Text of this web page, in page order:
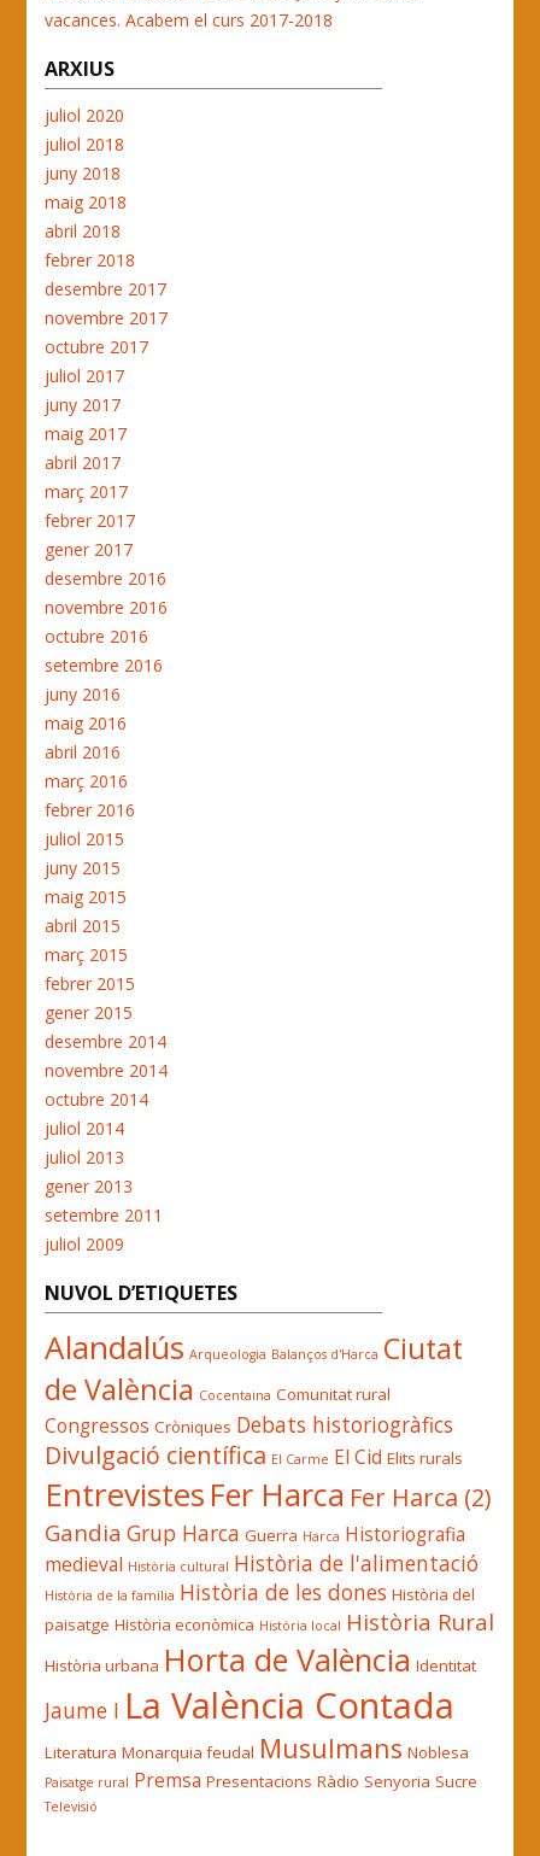
vacances. Acabem el curs 2017-2018
ARXIUS
juliol 2020
juliol 2018
juny 2018
maig 2018
abril 2018
febrer 2018
desembre 2017
novembre 2017
octubre 2017
juliol 2017
juny 2017
maig 2017
abril 2017
març 2017
febrer 2017
gener 2017
desembre 2016
novembre 2016
octubre 2016
setembre 2016
juny 2016
maig 2016
abril 2016
març 2016
febrer 2016
juliol 2015
juny 2015
maig 2015
abril 2015
març 2015
febrer 2015
gener 2015
desembre 2014
novembre 2014
octubre 2014
juliol 2014
juliol 2013
gener 2013
setembre 2011
juliol 2009
NUVOL D’ETIQUETES
Alandalús Arqueologia Balanços d'Harca Ciutat
de València Cocentaina Comunitat rural
Congressos Cròniques Debats historiogràfics
Divulgació científica El Carme El Cid Elits rurals
Entrevistes Fer Harca Fer Harca (2)
Gandia Grup Harca Guerra Harca Historiografia
medieval Història cultural Història de l'alimentació
Història de la família Història de les dones Història del
paisatge Història econòmica Història local Història Rural
Història urbana Horta de València Identitat
Jaume I La València Contada
Literatura Monarquia feudal Musulmans Noblesa
Paisatge rural Premsa Presentacions Ràdio Senyoria Sucre
Televisió